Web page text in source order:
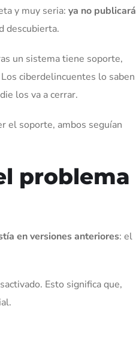
y muy seria: ya no publicará
descubierta.
un sistema tiene soporte,
ciberdelincuentes lo saben
los va a cerrar.
el soporte, ambos seguían
problema
en versiones anteriores: el
Esto significa que,